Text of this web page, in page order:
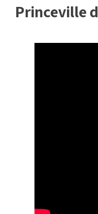
Princeville